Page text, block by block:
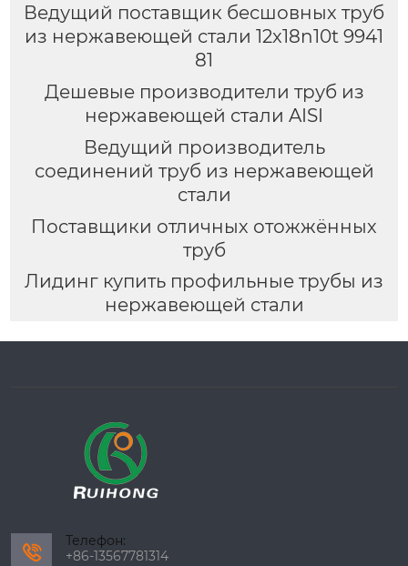
Ведущий поставщик бесшовных труб
из нержавеющей стали 12x18n10t 9941
81
Дешевые производители труб из
нержавеющей стали AISI
Ведущий производитель
соединений труб из нержавеющей
стали
Поставщики отличных отожжённых
труб
Лидинг купить профильные трубы из
нержавеющей стали

Телефон:
+86-13567781314